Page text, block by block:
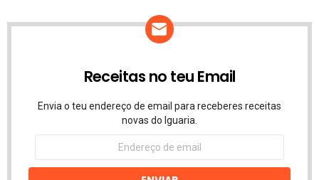
Receitas no teu Email
Envia o teu endereço de email para receberes receitas
novas do Iguaria.
Endereço
email